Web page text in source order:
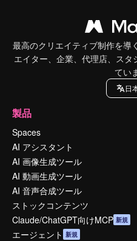
最高のクリエイティブ制作を導
エイター、企業、代理店、ス
てい
日
製品
Spaces
AI アシスタント
AI 画像生成ツール
AI 動画生成ツール
AI 音声合成ツール
ストックコンテンツ
Claude/ChatGPT向けMCP 新規
エージェント 新規